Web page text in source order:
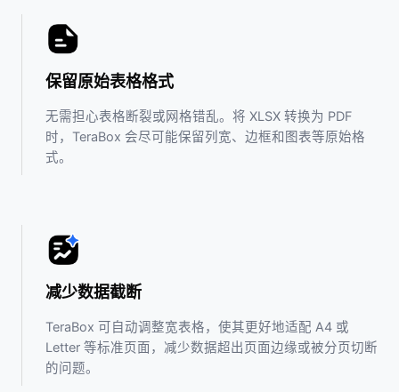
保留原始表格格式
无需担心表格断裂或网格错乱。将 XLSX 转换为 PDF
时，TeraBox 会尽可能保留列宽、边框和图表等原始格
式。
减少数据截断
TeraBox 可自动调整宽表格，使其更好地适配 A4 或
Letter 等标准页面，减少数据超出页面边缘或被分页切断
的问题。